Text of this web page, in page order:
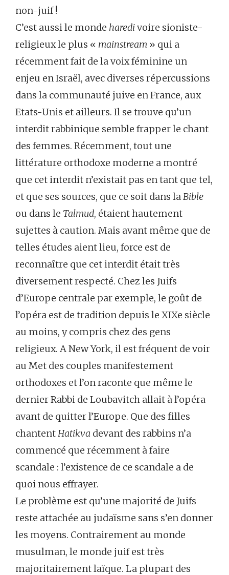
non-juif !
C’est aussi le monde haredivoire sioniste-
religieux le plus « mainstream » qui a
récemment fait de la voix féminine un
enjeu en Israël, avec diverses répercussions
dans la communauté juive en France, aux
Etats-Unis et ailleurs. Il se trouve qu’un
interdit rabbinique semble frapper le chant
des femmes. Récemment, tout une
littérature orthodoxe moderne a montré
que cet interdit n’existait pas en tant que tel,
et que ses sources, que ce soit dans laBible
ou dans le Talmud, étaient hautement
sujettes à caution. Mais avant même que de
telles études aient lieu, force est de
reconnaître que cet interdit était très
diversement respecté. Chez les Juifs
d’Europe centrale par exemple, le goût de
l’opéra est de tradition depuis le XIXe siècle
au moins, y compris chez des gens
religieux. A New York, il est fréquent de voir
au Met des couples manifestement
orthodoxes et l’on raconte que même le
dernier Rabbi de Loubavitch allait à l’opéra
avant de quitter l’Europe. Que des filles
chantentHatikva devant des rabbins n’a
commencé que récemment à faire
scandale : l’existence de ce scandale a de
quoi nous effrayer.
Le problème est qu’une majorité de Juifs
reste attachée au judaïsme sans s’en donner
les moyens. Contrairement au monde
musulman, le monde juif est très
majoritairement laïque. La plupart des